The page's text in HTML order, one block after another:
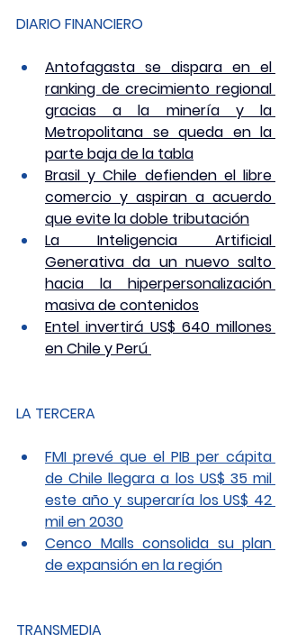
DIARIO FINANCIERO
Antofagasta se dispara en el
ranking de crecimiento regional
gracias a la minería y la
Metropolitana se queda en la
parte baja de la tabla
Brasil y Chile defienden el libre
comercio y aspiran a acuerdo
que evite la doble tributación
La Inteligencia Artificial
Generativa da un nuevo salto
hacia la hiperpersonalización
masiva de contenidos
Entel invertirá US$ 640 millones
en Chile y Perú
LA TERCERA
FMI prevé que el PIB per cápita
de Chile llegara a los US$ 35 mil
este año y superaría los US$ 42
mil en 2030
Cenco Malls consolida su plan
de expansión en la región
TRANSMEDIA